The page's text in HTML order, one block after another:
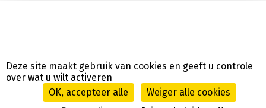
Deze site maakt gebruik van cookies en geeft u controle
over wat u wilt activeren
OK, accepteer alle
Weiger alle cookies